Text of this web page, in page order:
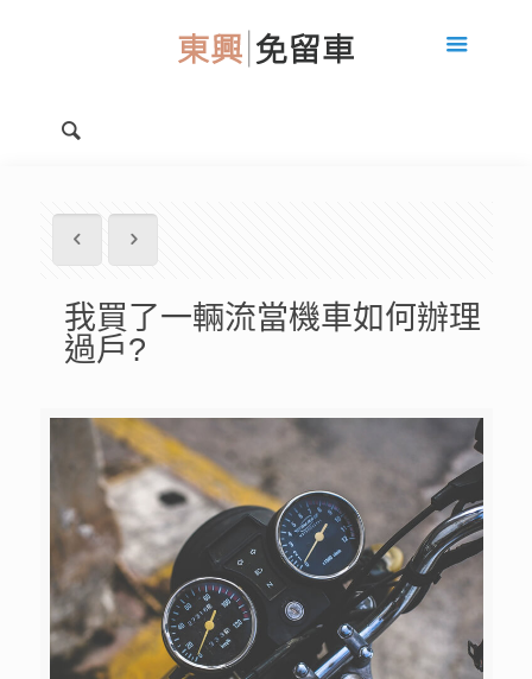
我買了一輛流當機車如何辦理
過戶?